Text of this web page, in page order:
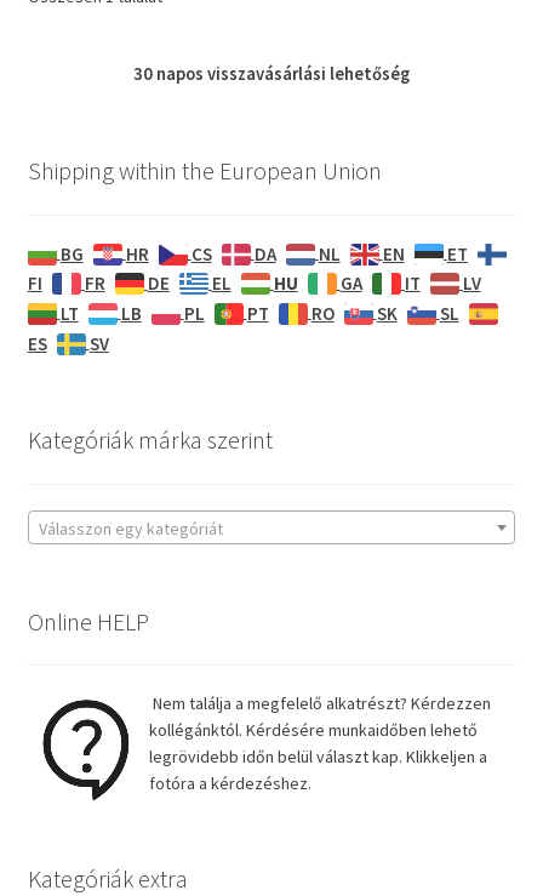
30 napos visszavásárlási lehetőség
Shipping within the European Union
BG HR CS DA NL EN
ET
FI
FR DE EL HU GA IT
LV
LT
LB PL PT RO SK
SL
ES
SV
Kategóriák márka szerint
Válasszon egy kategóriát
Online HELP
Nem találja a megfelelő alkatrészt? Kérdezzen
kollégánktól. Kérdésére munkaidőben lehető
legrövidebb időn belül választ kap. Klikkeljen a
fotóra a kérdezéshez.
Kategóriák extra